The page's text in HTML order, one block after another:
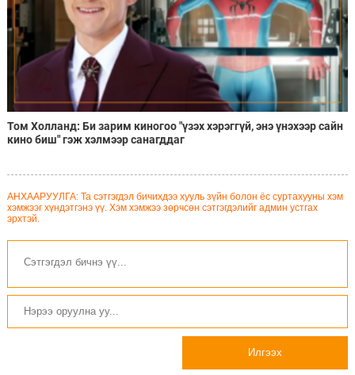
Том Холланд: Би зарим киногоо "үзэх хэрэггүй, энэ үнэхээр сайн
кино биш" гэж хэлмээр санагддаг
АНХААРУУЛГА: Та сэтгэгдэл бичихдээ хууль зүйн болон ёс суртахууны хэм
хэмжээг хүндэтгэнэ үү. Хэм хэмжээ зөрчсөн сэтгэгдэлийг админ устгах
эрхтэй.
Илгээх